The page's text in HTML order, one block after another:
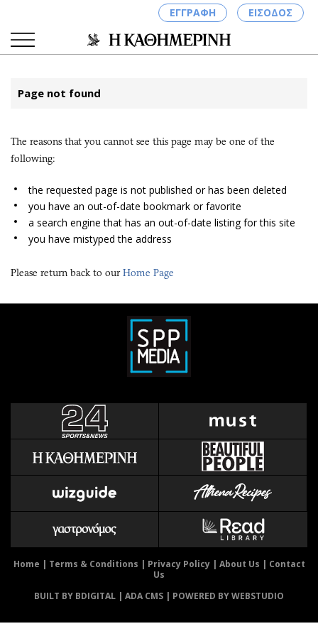
ΕΓΓΡΑΦΗ ΕΙΣΟΔΟΣ
Κύπρος
Παιδεία
Υγεία
Πολιτική
Βουλευτικές 2026
Εκλογές 2024
Προεδρικές 2023
Κληρώσεις Allwyn
Οικονομική
Οικονομία
Real Estate
Επιχειρήσεις
Αγορές
Money Review
AstroBank Properties
Ενέργεια
Ναυτιλία
Απόψεις
The Hill
Υγεία
Αγγελίες
Geek
Νέα
Κινητά-tablets
Αυτοκίνηση
Πολιτική
Οικονομία
Γενικά
Αναδρομές
Πρόσωπα
Περιβάλλον
Γυναίκα
Showbiz
Page not found
The reasons that you cannot see this page may be one of the
following:
the requested page is not published or has been deleted
you have an out-of-date bookmark or favorite
a search engine that has an out-of-date listing for this site
you have mistyped the address
Please return back to ourHome Page
Home | Terms & Conditions | Privacy Policy| About Us | Contact
Us
BUILT BY BDIGITAL | ADA CMS | POWERED BY WEBSTUDIO